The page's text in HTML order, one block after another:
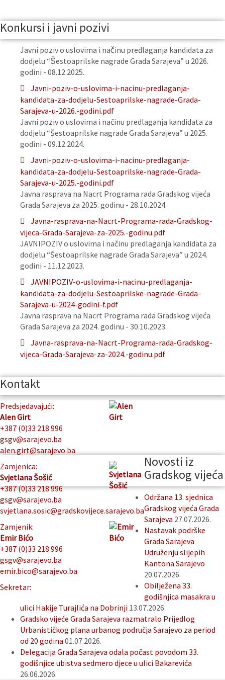
Konkursi i javni pozivi
Javni poziv o uslovima i načinu predlaganja kandidata za
dodjelu “Šestoaprilske nagrade Grada Sarajeva” u 2026.
godini - 08.12.2025.
Javni-poziv-o-uslovima-i-nacinu-predlaganja-
kandidata-za-dodjelu-Sestoaprilske-nagrade-Grada-
Sarajeva-u-2026.-godini.pdf
Javni poziv o uslovima i načinu predlaganja kandidata za
dodjelu “Šestoaprilske nagrade Grada Sarajeva” u 2025.
godini - 09.12.2024.
Javni-poziv-o-uslovima-i-nacinu-predlaganja-
kandidata-za-dodjelu-Sestoaprilske-nagrade-Grada-
Sarajeva-u-2025.-godini.pdf
Javna rasprava na Nacrt Programa rada Gradskog vijeća
Grada Sarajeva za 2025. godinu - 28.10.2024.
Javna-rasprava-na-Nacrt-Programa-rada-Gradskog-
vijeca-Grada-Sarajeva-za-2025.-godinu.pdf
JAVNIPOZIV o uslovima i načinu predlaganja kandidata za
dodjelu “Šestoaprilske nagrade Grada Sarajeva” u 2024.
godini - 11.12.2023.
JAVNIPOZIV-o-uslovima-i-nacinu-predlaganja-
kandidata-za-dodjelu-Sestoaprilske-nagrade-Grada-
Sarajeva-u-2024-godini-f.pdf
Javna rasprava na Nacrt Programa rada Gradskog vijeća
Grada Sarajeva za 2024. godinu - 30.10.2023.
Javna-rasprava-na-Nacrt-Programa-rada-Gradskog-
vijeca-Grada-Sarajeva-za-2024.-godinu.pdf
Kontakt
Predsjedavajući:
Alen Girt
+387 (0)33 218 996
gsgv@sarajevo.ba
alen.girt@sarajevo.ba
Zamjenica:
Svjetlana Šošić
+387 (0)33 218 996
gsgv@sarajevo.ba
svjetlana.sosic@gradskovijece.sarajevo.ba
Zamjenik:
Emir Bićo
+387 (0)33 218 996
gsgv@sarajevo.ba
emir.bico@sarajevo.ba
Sekretar:
Novosti iz
Gradskog vijeća
Održana 13. sjednica
Gradskog vijeća Grada
Sarajeva 27.07.2026.
Nastavak podrške
Grada Sarajeva
Udruženju slijepih
Kantona Sarajevo
20.07.2026.
Obilježena 33.
godišnjica masakra u
ulici Hakije Turajlića na Dobrinji 13.07.2026.
Gradsko vijeće Grada Sarajeva razmatralo Prijedlog
Urbanističkog plana urbanog područja Sarajevo za period
od 20 godina 01.07.2026.
Delegacija Grada Sarajeva odala počast povodom 33.
godišnjice ubistva sedmero djece u ulici Bakarevića
26.06.2026.